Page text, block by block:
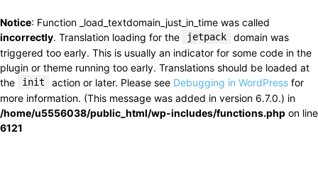
Notice: Function _load_textdomain_just_in_time was called
incorrectly. Translation loading for the jetpack
domain was
triggered too early. This is usually an indicator for some code in the
plugin or theme running too early. Translations should be loaded at
the
init action or later. Please see Debugging in WordPress for
more information. (This message was added in version 6.7.0.) in
/home/u5556038/public_html/wp-includes/functions.php on line
6121